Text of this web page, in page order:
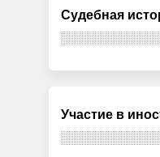
Судебная
Участие в